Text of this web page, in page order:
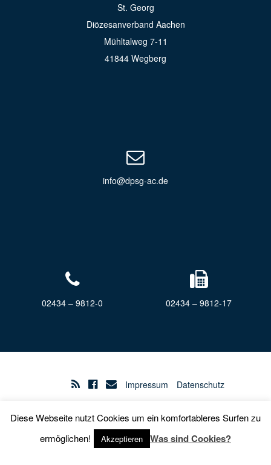
St. Georg
Diözesanverband Aachen
Mühltalweg 7-11
41844 Wegberg
info@dpsg-ac.de
02434 – 9812-0 02434 – 9812-17
Impressum Datenschutz
Barrierefreiheit
Diese Webseite nutzt Cookies um ein komfortableres Surfen zu
ermöglichen!
Akzeptieren Was sind Cookies?